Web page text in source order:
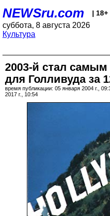
NEWSru.com | 18+
суббота, 8 августа 2026
Культура
2003-й стал
для Голливуда за
время публикации: 05 января 2004 г.,
2017 г., 10:54